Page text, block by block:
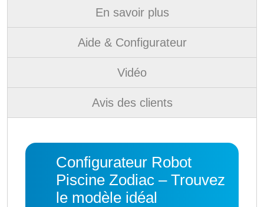
En savoir plus
Aide & Configurateur
Vidéo
Avis des clients
Configurateur Robot
Piscine Zodiac – Trouvez
le modèle idéal